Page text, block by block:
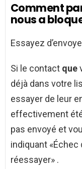
Comment
nous a
Essayez
Si le contact que
déjà dans votre
essayer de leur
effectivement
pas envoyé et
indiquant «Échec
réessayer» .